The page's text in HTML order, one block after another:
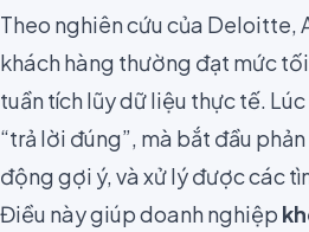
Theo nghiên cứu của Deloitte,
khách hàng thường đạt mức
tuần tích lũy dữ liệu thực tế.
“trả lời đúng”, mà bắt đầu
động gợi ý, và xử lý được các
Điều này giúp doanh nghiệp